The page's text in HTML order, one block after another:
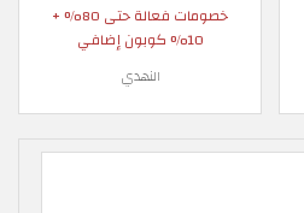
خصومات فعالة حتى 80% +
10% كوبون إضافي
النهدي